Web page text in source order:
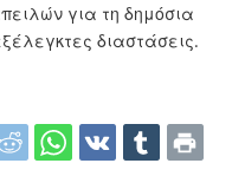
για τη δημόσια
διαστάσεις.